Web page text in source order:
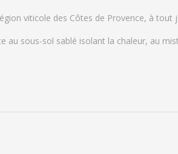
viticole des Côtes de Provence, à tout
au sous-sol sablé isolant la chaleur, au